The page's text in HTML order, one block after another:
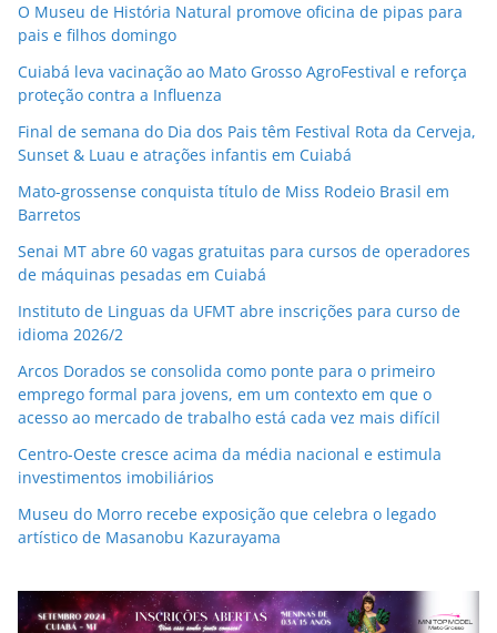
O Museu de História Natural promove oficina de pipas para
pais e filhos domingo
Cuiabá leva vacinação ao Mato Grosso AgroFestival e reforça
proteção contra a Influenza
Final de semana do Dia dos Pais têm Festival Rota da Cerveja,
Sunset & Luau e atrações infantis em Cuiabá
Mato-grossense conquista título de Miss Rodeio Brasil em
Barretos
Senai MT abre 60 vagas gratuitas para cursos de operadores
de máquinas pesadas em Cuiabá
Instituto de Linguas da UFMT abre inscrições para curso de
idioma 2026/2
Arcos Dorados se consolida como ponte para o primeiro
emprego formal para jovens, em um contexto em que o
acesso ao mercado de trabalho está cada vez mais difícil
Centro-Oeste cresce acima da média nacional e estimula
investimentos imobiliários
Museu do Morro recebe exposição que celebra o legado
artístico de Masanobu Kazurayama